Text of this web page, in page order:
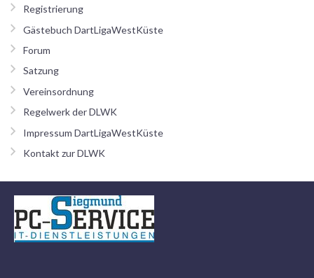
Registrierung
Gästebuch DartLigaWestKüste
Forum
Satzung
Vereinsordnung
Regelwerk der DLWK
Impressum DartLigaWestKüste
Kontakt zur DLWK